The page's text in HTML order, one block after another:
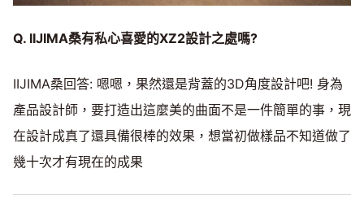
Q. IIJIMA桑有私心喜愛的XZ2設計之處嗎?
IIJIMA桑回答: 嗯嗯，果然還是背蓋的3D角度設計吧! 身為
產品設計師，要打造出這麼美的曲面不是一件簡單的事，現
在設計成真了還具備很棒的效果，想當初做樣品不知道做了
幾十次才有現在的成果